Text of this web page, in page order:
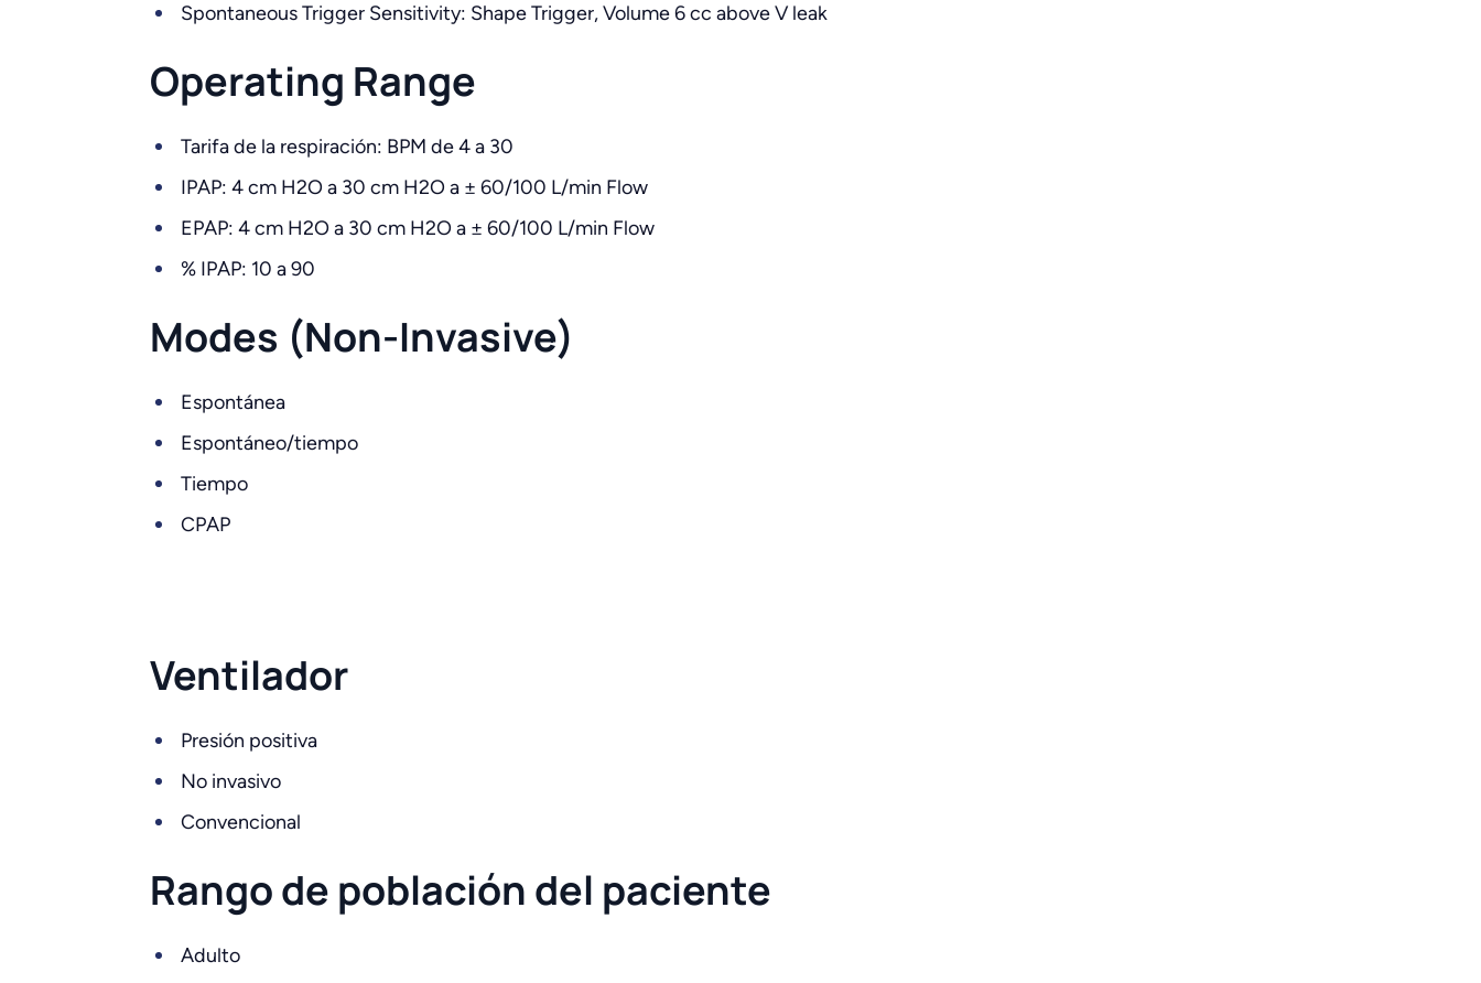
Spontaneous Trigger Sensitivity: Shape Trigger, Volume 6 cc above V leak
Operating Range
Tarifa de la respiración: BPM de 4 a 30
IPAP: 4 cm H2O a 30 cm H2O a ± 60/100 L/min Flow
EPAP: 4 cm H2O a 30 cm H2O a ± 60/100 L/min Flow
% IPAP: 10 a 90
Modes (Non-Invasive)
Espontánea
Espontáneo/tiempo
Tiempo
CPAP
Ventilador
Presión positiva
No invasivo
Convencional
Rango de población del paciente
Adulto